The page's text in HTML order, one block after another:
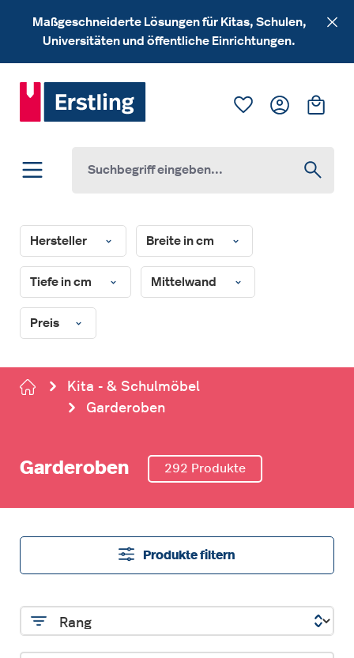
Zum Hauptinhalt springen
Maßgeschneiderte Lösungen für Kitas, Schulen,
Universitäten und öffentliche Einrichtungen.
Du hast 0
Hersteller Breite in cm
Tiefe in cm Mittelwand
Preis
Kita - & Schulmöbel
Garderoben
Garderoben 292 Produkte
Produkte filtern